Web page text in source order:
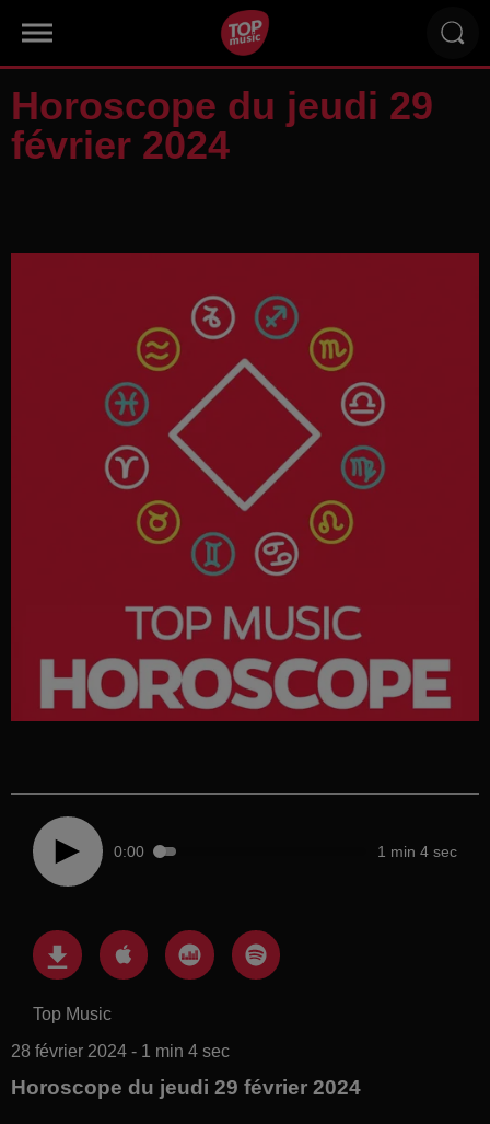
Horoscope du jeudi 29
février 2024
0:00 1 min 4 sec
Top Music
28 février 2024 - 1 min 4 sec
Horoscope du jeudi 29 février 2024